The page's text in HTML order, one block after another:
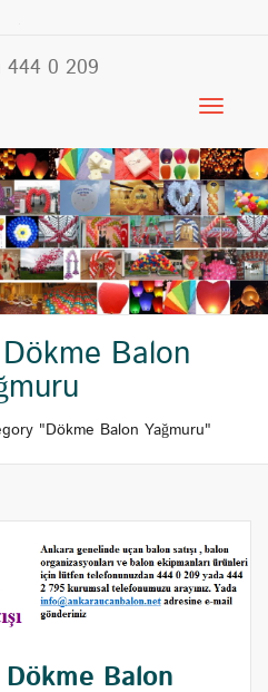
444 0 209
Balon
"Dökme Balon Yağmuru"
Dökme Balon